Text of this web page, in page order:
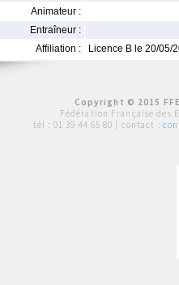
Animateur :
Entraîneur :
Affiliation :
Licence B le 20/05/
Copyright © 2015
Fédération Française des
tél : 01 39 44 65 80 | contact :